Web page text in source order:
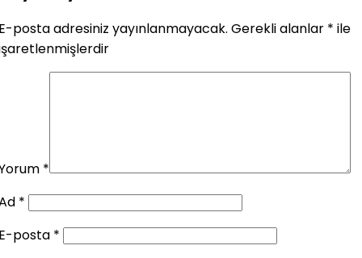
posta adresiniz yayınlanmayacak. Gerekli alanlar * ile
*
*
posta *